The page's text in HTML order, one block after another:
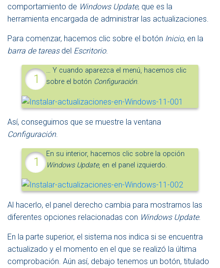
comportamiento de Windows Update, que es la
herramienta encargada de administrar las actualizaciones.
Para comenzar, hacemos clic sobre el botón Inicio, en la
barra de tareasdel Escritorio.
… Y cuando aparezca el menú, hacemos clic
sobre el botón Configuración.
Así, conseguimos que se muestre la ventana
Configuración.
En su interior, hacemos clic sobre la opción
Windows Update, en el panel izquierdo.
Al hacerlo, el panel derecho cambia para mostrarnos las
diferentes opciones relacionadas con Windows Update.
En la parte superior, el sistema nos indica si se encuentra
actualizado y el momento en el que se realizó la última
comprobación. Aún así, debajo tenemos un botón, titulado